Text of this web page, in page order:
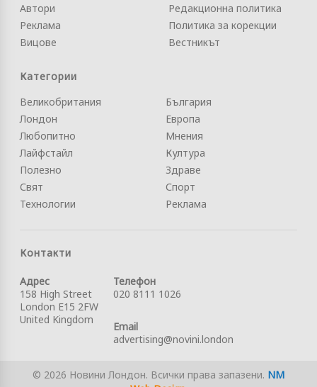
Автори
Реклама
Вицове
Редакционна политика
Политика за корекции
Вестникът
Категории
Великобритания
Лондон
Любопитно
Лайфстайл
Полезно
Свят
Технологии
България
Европа
Мнения
Култура
Здраве
Спорт
Реклама
Контакти
Адрес
158 High Street
London E15 2FW
United Kingdom
Телефон
020 8111 1026
Email
advertising@novini.london
© 2026 Новини Лондон. Всички права запазени. NM